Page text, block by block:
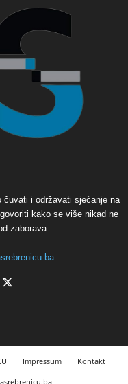
čuvati i održavati sjećanje na
kako se više nikad ne
zaborava
Impressum
Kontakt